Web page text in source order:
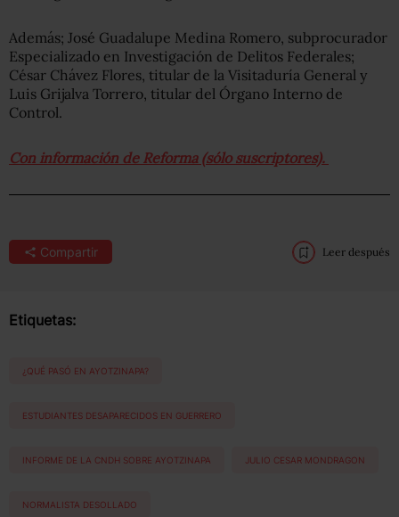
Además; José Guadalupe Medina Romero, subprocurador
Especializado en Investigación de Delitos Federales;
César Chávez Flores, titular de la Visitaduría General y
Luis Grijalva Torrero, titular del Órgano Interno de
Control.
Con información de Reforma (sólo suscriptores).
Compartir Leer después
Etiquetas:
¿QUÉ PASÓ EN AYOTZINAPA?
ESTUDIANTES DESAPARECIDOS EN GUERRERO
INFORME DE LA CNDH SOBRE AYOTZINAPA JULIO CESAR MONDRAGON
NORMALISTA DESOLLADO